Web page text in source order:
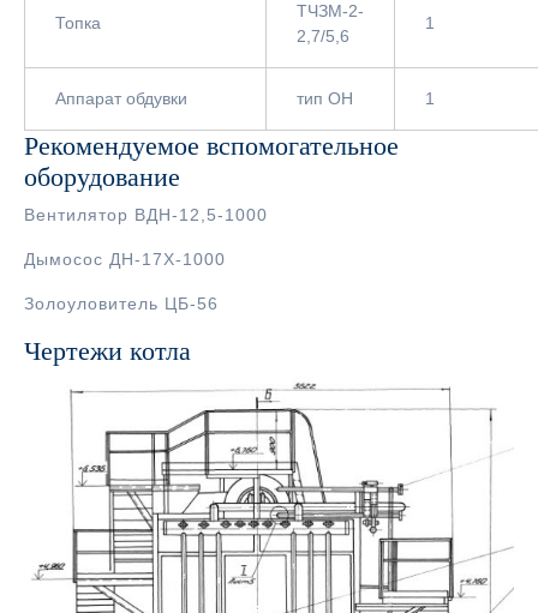
Топка
ТЧЗМ-2-
2,7/5,6
1
Аппарат обдувки тип ОН 1
Рекомендуемое вспомогательное
оборудование
Вентилятор ВДН-12,5-1000
Дымосос ДН-17Х-1000
Золоуловитель ЦБ-56
Чертежи котла